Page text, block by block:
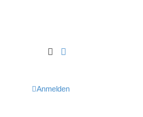
Suche
Anmelden